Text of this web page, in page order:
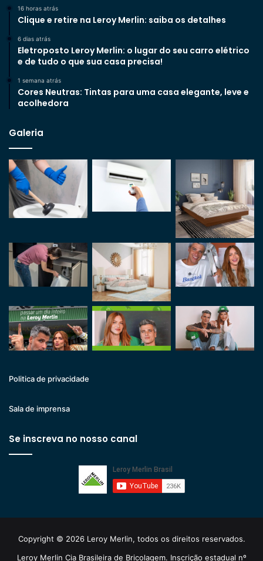
16 horas atrás
Clique e retire na Leroy Merlin: saiba os detalhes
6 dias atrás
Eletroposto Leroy Merlin: o lugar do seu carro elétrico
e de tudo o que sua casa precisa!
1 semana atrás
Cores Neutras: Tintas para uma casa elegante, leve e
acolhedora
Galeria
Politica de privacidade
Sala de imprensa
Se inscreva no nosso canal
Copyright © 2026 Leroy Merlin, todos os direitos reservados.
Leroy Merlin Cia Brasileira de Bricolagem. Inscrição estadual nº